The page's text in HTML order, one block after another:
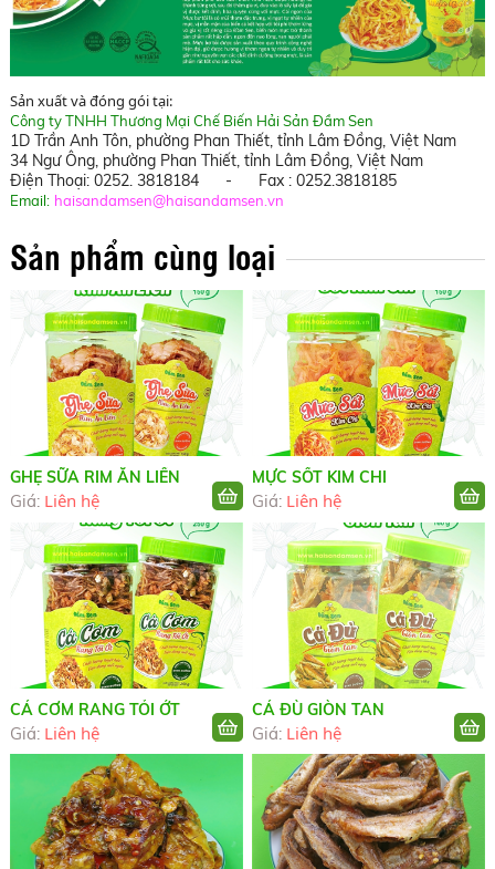
Sản xuất và đóng gói tại:
Công ty TNHH Thương Mại Chế Biến Hải Sản Đầm Sen
1D Trần Anh Tôn, phường Phan Thiết, tỉnh Lâm Đồng, Việt Nam
34 Ngư Ông, phường Phan Thiết, tỉnh Lâm Đồng, Việt Nam
Điện Thoại: 0252. 3818184 - Fax : 0252.3818185
Email: haisandamsen@haisandamsen.vn
Sản phẩm cùng loại
GHẸ SỮA RIM ĂN LIỀN
Giá: Liên hệ
MỰC SỐT KIM CHI
Giá: Liên hệ
CÁ CƠM RANG TỎI ỚT
Giá: Liên hệ
CÁ ĐÙ GIÒN TAN
Giá: Liên hệ